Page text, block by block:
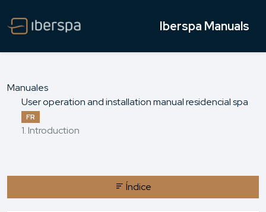
Iberspa Manuals
Manuales
User operation and installation manual residencial spa
FR
1. Introduction
Índice